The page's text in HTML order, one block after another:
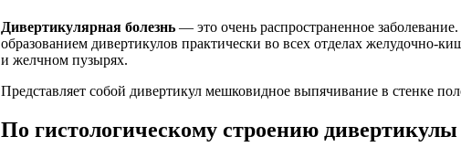
Дивертикулярная болезнь — это очень распространенное заболевание.
образованием дивертикулов практически во всех отделах желудочно-
и желчном пузырях.
Представляет собой дивертикул мешковидное выпячивание в стенке
По гистологическому строению дивертикулы